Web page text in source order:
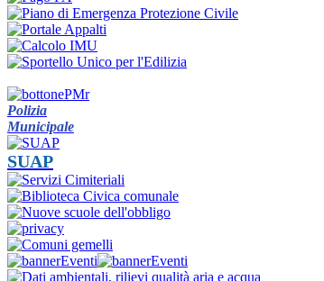
Polizia
Municipale
SUAP